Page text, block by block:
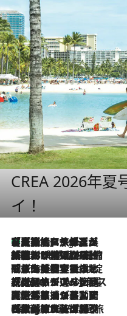
CREA 2026年夏
イ！
5 Hours Ago
【厳選旅コスメ】「多機能アイテムがメイン！」旅好き美容エディターが選んだ夏旅ベストコスメを発表【Mサイズジップ】
2026.8.6
「荷物が増えるほど旅ストレスは増す」美容ジャーナリストがたどり着いた最終結論。“化粧品を劇的に減らす”感動の凝縮美容とは
2026.8.6
「旅先には金髪ウィッグを持参」日本と同じメイクでは損してる!? 美容ジャーナリストが提案する“掟破りの旅美容”とは
2026.8.6
【厳選旅コスメ】「身軽さ＆UV対策重視！」ヘアアーティストshucoが選んだ夏旅ベストコスメを発表【Mサイズジップ】
2026.8.5
【厳選旅コスメ】国内をあちこち移動する河井菜摘が選んだ夏旅ベストコスメ発表！「リラックスアイテムはマスト」【Mサイズジップ】
2026.8.4
【厳選旅コスメ】「紫外線＆乾燥対策しながらメイク感も！」ヘア＆メイクGeorgeが選んだ夏旅ベストコスメを発表！【Mサイズジップ】